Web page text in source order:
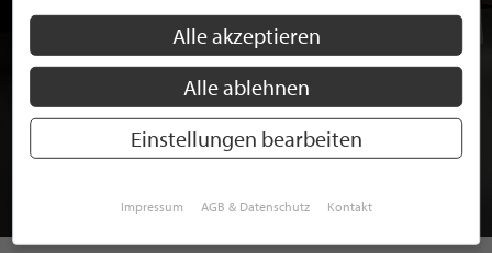
BEWERBEN SIE SICH FÜR EINE GRATIS
MITGLIEDSCHAFT BEI STILPUNKTE®
Alle akzeptieren
Alle ablehnen
Einstellungen bearbeiten
Impressum AGB & Datenschutz Kontakt